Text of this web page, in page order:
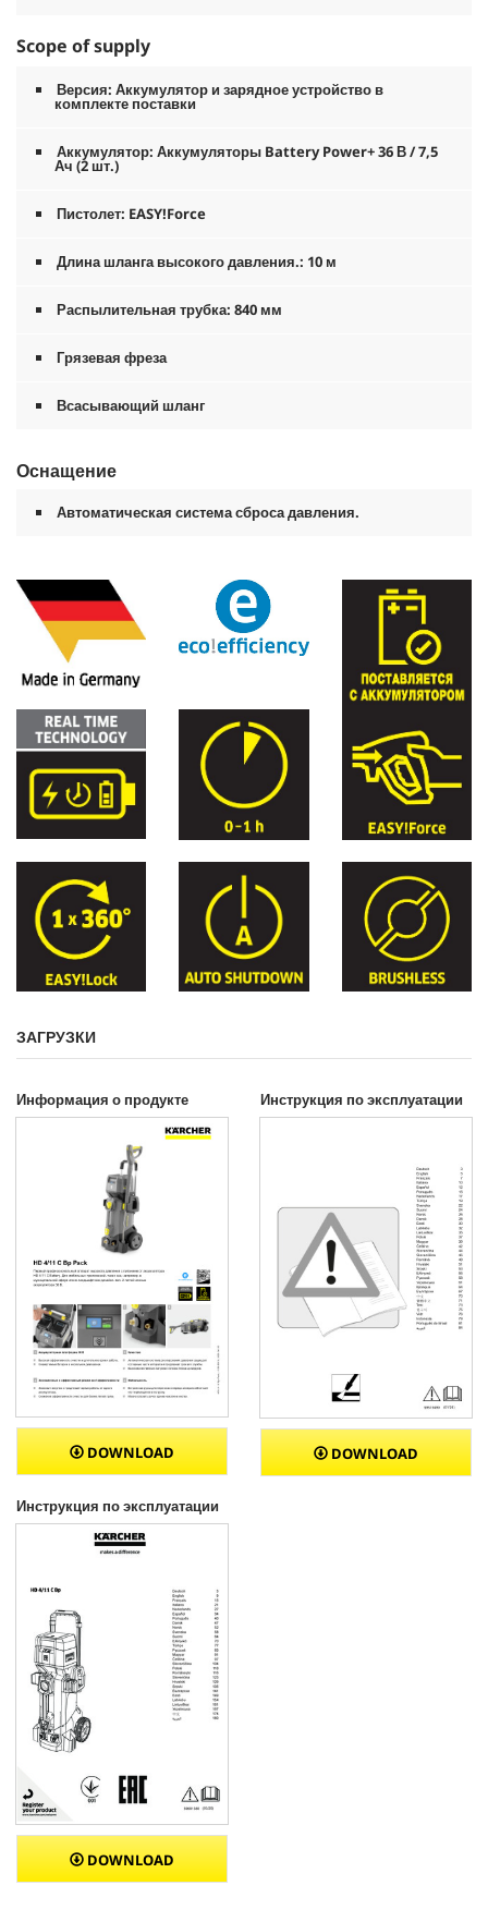
Scope of supply
Версия: Аккумулятор и зарядное устройство в
комплекте поставки
Аккумулятор: Аккумуляторы Battery Power+ 36 В / 7,5
Ач (2 шт.)
Пистолет: EASY!Force
Длина шланга высокого давления.: 10 м
Распылительная трубка: 840 мм
Грязевая фреза
Всасывающий шланг
Оснащение
Автоматическая система сброса давления.
ЗАГРУЗКИ
Информация о продукте
DOWNLOAD
Инструкция по эксплуатации
DOWNLOAD
Инструкция по эксплуатации
DOWNLOAD